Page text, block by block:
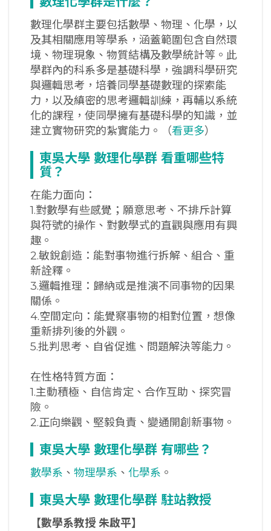
數理化學群主要包括數學、物理、化學，以
及其相關應用等學系，涵蓋範圍包含自然環
境、物理現象、物質結構及數學統計等。此
學群內的科系多是基礎科學，強調科學研究
與邏輯思考，培養同學基礎數理的探索能
力，以及縝密的思考邏輯訓練，再輔以系統
化的課程，使同學擁有基礎科學的知識，並
建立實物研究的紮實能力。（看更多）
東吳大學 數理化學群 看重哪些特
質？
在能力面向：
1.對數學有些感覺；願意思考、不排斥計算
與符號的操作、對數學式的直觀與應用有興
趣。
2.敏銳創造：能對事物進行拆解、組合、重
新詮釋。
3.邏輯推理：歸納或是推演不同事物的因果
關係。
4.空間定向：能覺察事物的相對位置，想像
重新排列後的外觀。
5.批判思考、自省促進、問題解決等能力。
在性格特質方面：
1.主動積極、自信肯定、合作互助、探究冒
險。
2.正向樂觀、堅毅負責、變通開創新事物。
東吳大學 數理化學群 有哪些？
數學系 、 物理學系 、 化學系 。
東吳大學 數理化學群 駐站教授
【數學系教授 朱啟平】